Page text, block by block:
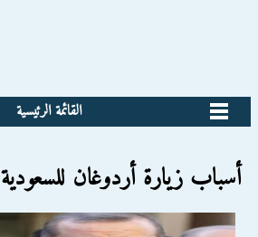
القائمة الرئيسية
أسباب زيارة أردوغان للسعودية